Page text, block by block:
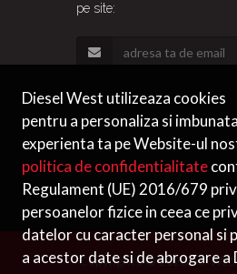
pe site:
Copyrights © 2026 SC
Diesel West utilizeaza cookies
pentru a personaliza si
experienta ta pe Website-ul
politica de confidentialitate
Regulament (UE) 2016/679
persoanelor fizice in ceea ce
datelor cu caracter personal si
a acestor date si de abrogare